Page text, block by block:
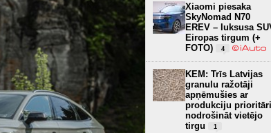
Xiaomi piesaka
SkyNomad N70
EREV – luksusa
Eiropas tirgum (+
FOTO)
4
KEM: Trīs Latvijas
granulu ražotāji
apņēmušies ar
produkciju prioritāri
nodrošināt vietējo
tirgu
1